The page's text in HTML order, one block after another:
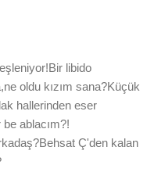
libido
oldu kızım sana?Küçük
hallerinden eser
ablacım?!
Ç'den kalan